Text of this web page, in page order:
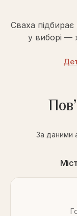
Сваха підбирає
у виборі —
За даними